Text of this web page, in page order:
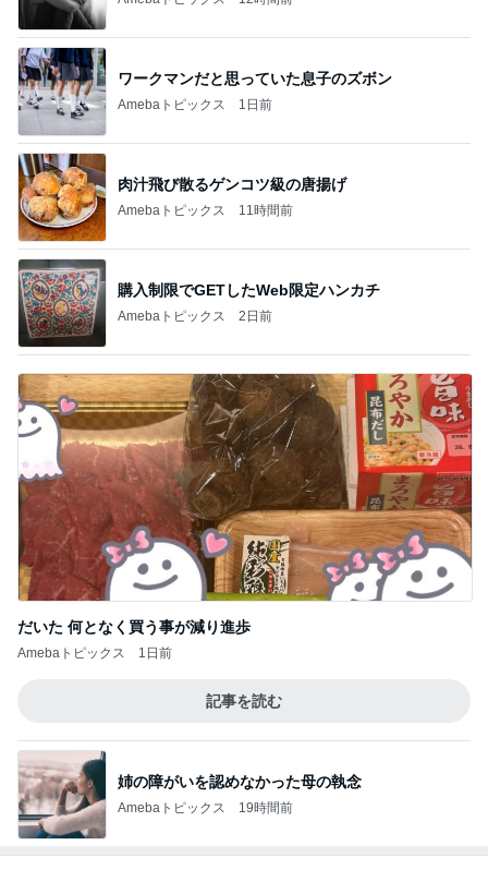
ワークマンだと思っていた息子のズボン
Amebaトピックス 1日前
肉汁飛び散るゲンコツ級の唐揚げ
Amebaトピックス 11時間前
購入制限でGETしたWeb限定ハンカチ
Amebaトピックス 2日前
だいた 何となく買う事が減り進歩
Amebaトピックス 1日前
記事を読む
姉の障がいを認めなかった母の執念
Amebaトピックス 19時間前